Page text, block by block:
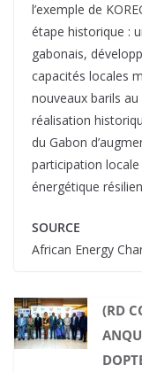
l’exemple de
étape historique :
gabonais,
capacités locales
nouveaux barils au
réalisation
du Gabon
participation
énergétique
SOURCE
African Energy
(RD